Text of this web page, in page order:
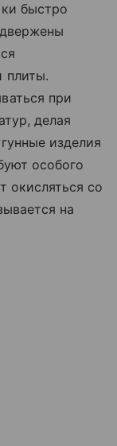
быстро
плиты.
при
делая
изделия
особого
окисляться со
на